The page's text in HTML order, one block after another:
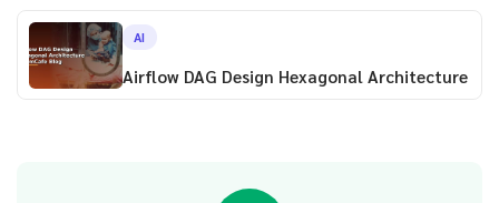
AI
Airflow DAG Design Hexagonal Architecture